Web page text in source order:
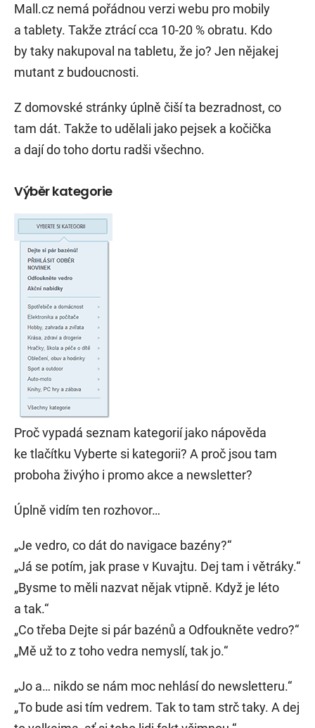
Mall.cz nemá pořádnou verzi webu pro mobily
a tablety. Takže ztrácí cca 10-20 % obratu. Kdo
by taky nakupoval na tabletu, že jo? Jen nějakej
mutant z budoucnosti.
Z domovské stránky úplně čiší ta bezradnost, co
tam dát. Takže to udělali jako pejsek a kočička
a dají do toho dortu radši všechno.
Výběr kategorie
Proč vypadá seznam kategorií jako nápověda
ke tlačítku Vyberte si kategorii? A proč jsou tam
proboha živýho i promo akce a newsletter?
Úplně vidím ten rozhovor…
„Je vedro, co dát do navigace bazény?“
„Já se potím, jak prase v Kuvajtu. Dej tam i větráky.“
„Bysme to měli nazvat nějak vtipně. Když je léto
a tak.“
„Co třeba Dejte si pár bazénů a Odfoukněte vedro?“
„Mě už to z toho vedra nemyslí, tak jo.“
„Jo a… nikdo se nám moc nehlásí do newsletteru.“
„To bude asi tím vedrem. Tak to tam strč taky. A dej